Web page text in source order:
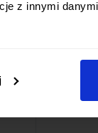
z innymi